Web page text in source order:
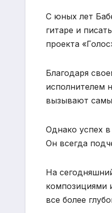
С юных лет
гитаре и
проекта
Благодаря
исполнителем
вызывают
Однако успех
Он всегда
На
композициями
все более